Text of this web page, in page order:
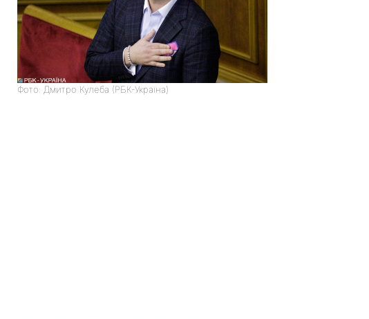
Фото: Дмитро Кулеба (РБК-Україна)